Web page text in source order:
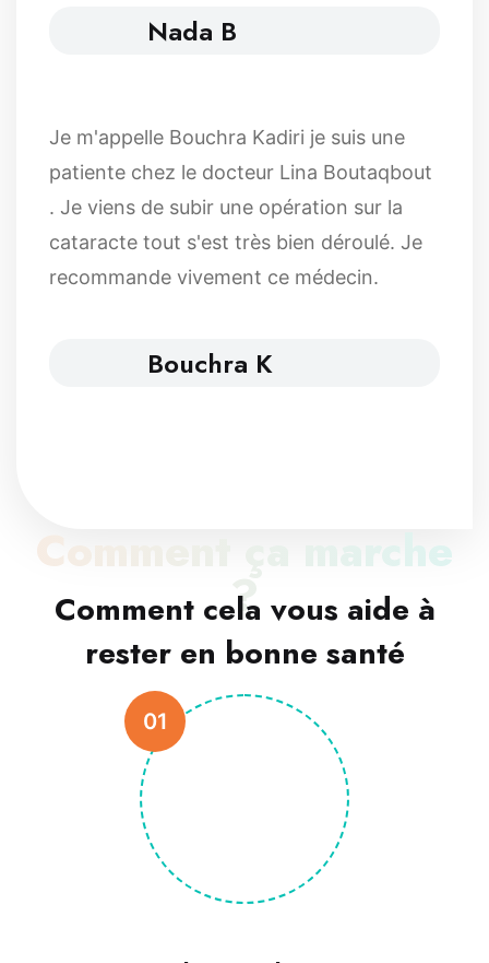
Nada B
Je m'appelle Bouchra Kadiri je suis une
patiente chez le docteur Lina Boutaqbout
. Je viens de subir une opération sur la
cataracte tout s'est très bien déroulé. Je
recommande vivement ce médecin.
Bouchra K
Comment ça marche
?
Comment cela vous aide à
rester en bonne santé
01